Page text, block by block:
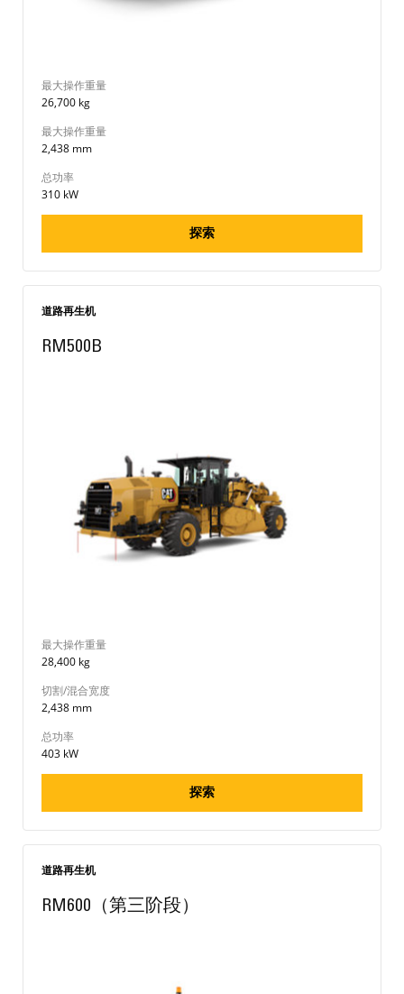
最大操作重量
26,700 kg
最大操作重量
2,438 mm
总功率
310 kW
探索
道路再生机
RM500B
最大操作重量
28,400 kg
切割/混合宽度
2,438 mm
总功率
403 kW
探索
道路再生机
RM600（第三阶段）